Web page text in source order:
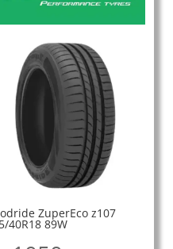
ZuperEco z107
40R18 89W